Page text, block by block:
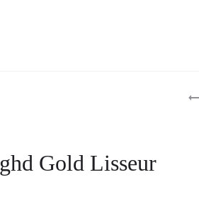
ghd Gold Lisseur